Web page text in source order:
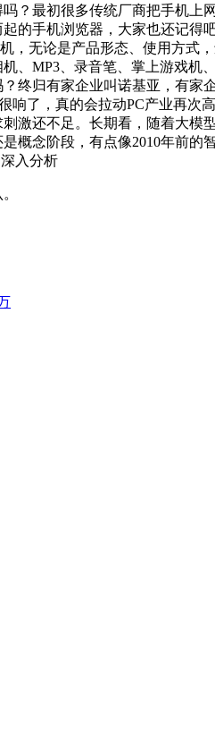
？最初很多传统厂商把手机
的手机浏览器，大家也还记
，无论是产品形态、使用方
、MP3、录音笔、掌上游戏
终归有家企业叫诺基亚，有家
了，真的会拉动PC产业再
激还不足。长期看，随着大
念阶段，有点像2010年前
入分析